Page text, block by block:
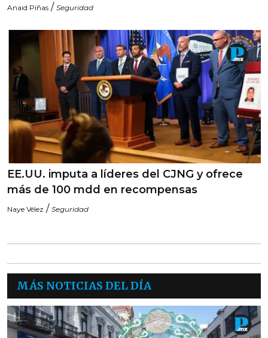
Anaid Piñas / Seguridad
EE.UU. imputa a líderes del CJNG y ofrece
más de 100 mdd en recompensas
Naye Vélez / Seguridad
MÁS NOTICIAS DEL DÍA